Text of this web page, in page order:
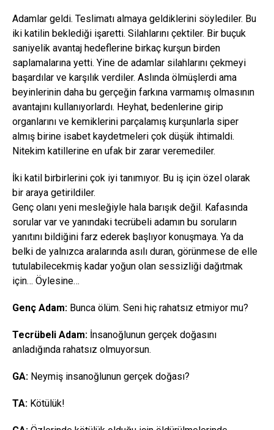
Adamlar geldi. Teslimatı almaya geldiklerini söylediler. Bu
iki katilin beklediği işaretti. Silahlarını çektiler. Bir buçuk
saniyelik avantaj hedeflerine birkaç kurşun birden
saplamalarına yetti. Yine de adamlar silahlarını çekmeyi
başardılar ve karşılık verdiler. Aslında ölmüşlerdi ama
beyinlerinin daha bu gerçeğin farkına varmamış olmasının
avantajını kullanıyorlardı. Heyhat, bedenlerine girip
organlarını ve kemiklerini parçalamış kurşunlarla siper
almış birine isabet kaydetmeleri çok düşük ihtimaldi.
Nitekim katillerine en ufak bir zarar veremediler.
İki katil birbirlerini çok iyi tanımıyor. Bu iş için özel olarak
bir araya getirildiler.
Genç olanı yeni mesleğiyle hala barışık değil. Kafasında
sorular var ve yanındaki tecrübeli adamın bu soruların
yanıtını bildiğini farz ederek başlıyor konuşmaya. Ya da
belki de yalnızca aralarında asılı duran, görünmese de elle
tutulabilecekmiş kadar yoğun olan sessizliği dağıtmak
için… Öylesine…
Genç Adam: Bunca ölüm. Seni hiç rahatsız etmiyor mu?
Tecrübeli Adam: İnsanoğlunun gerçek doğasını
anladığında rahatsız olmuyorsun.
GA: Neymiş insanoğlunun gerçek doğası?
TA: Kötülük!